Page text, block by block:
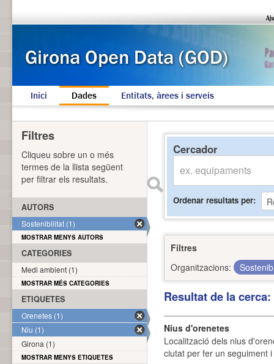
Inici Dades Entitats, àrees i serveis
Cercador
Ordenar resultats per
Filtres
Organitzacions:
Resultat de la
Nius d'orenetes
Localització dels nius
ciutat per fer un seguiment
Filtres
Cliqueu sobre un o més
termes de la llista següent
per filtrar els resultats.
AUTORS
Sostenibilitat (1)
MOSTRAR MENYS AUTORS
CATEGORIES
Medi ambient (1)
MOSTRAR MÉS CATEGORIES
ETIQUETES
Orenetes (1)
Niu (1)
Girona (1)
MOSTRAR MENYS ETIQUETES